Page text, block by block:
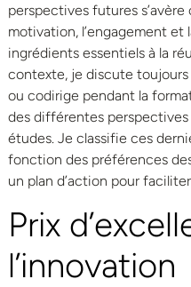
perspectives futures
motivation, l’engagement et
ingrédients essentiels à la
contexte, je discute
ou codirige pendant la
des différentes perspectives
études. Je classifie ces
fonction des préférences
un plan d’action pour
Prix
l’innovation